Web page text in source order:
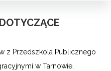
z Przedszkola Publicznego
w Tarnowie,